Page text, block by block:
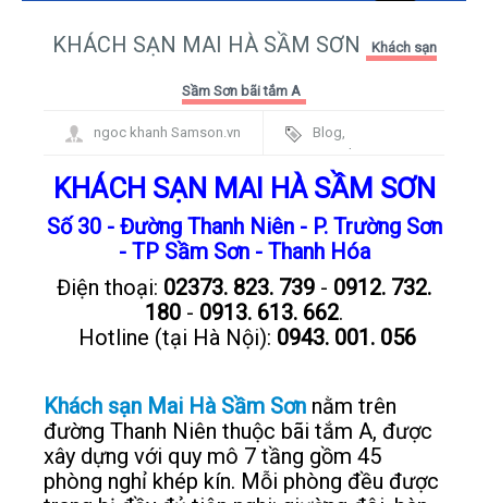
KHÁCH SẠN SẦM SƠN
NHÀ NGHỈ SẦM SƠN
NHÀ HÀNG HẢI SẢN SẦM SƠN
DU LỊCH SẦM SƠN
KHÁCH SẠN MAI HÀ SẦM SƠN Khách sạn
Sầm Sơn bãi tắm A
ngoc khanh Samson.vn Blog
Framework
KHÁCH SẠN MAI HÀ SẦM SƠN
Số 30 - Đường Thanh Niên - P. Trường Sơn
- TP Sầm Sơn - Thanh Hóa
Điện thoại: 02373. 823. 739 - 0912. 732.
180 - 0913. 613. 662.
Hotline (tại Hà Nội): 0943. 001. 056
Khách sạn Mai Hà Sầm Sơn nằm trên
đường Thanh Niên thuộc bãi tắm A, được
xây dựng với quy mô 7 tầng gồm 45
phòng nghỉ khép kín. Mỗi phòng đều được